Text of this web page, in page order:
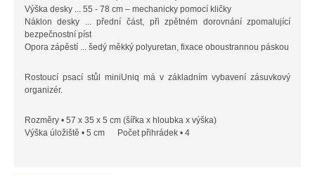
Výška desky ... 55 - 78 cm – mechanicky pomocí kličky
Náklon desky ... přední část, při zpětném dorovnání zpomalující
bezpečnostní píst
Opora zápěstí ... šedý měkký polyuretan, fixace oboustrannou páskou
Rostoucí psací stůl miniUniq má v základním vybavení zásuvkový
organizér.
Rozměry • 57 x 35 x 5 cm (šířka x hloubka x výška)
Výška úložiště • 5 cm Počet přihrádek • 4